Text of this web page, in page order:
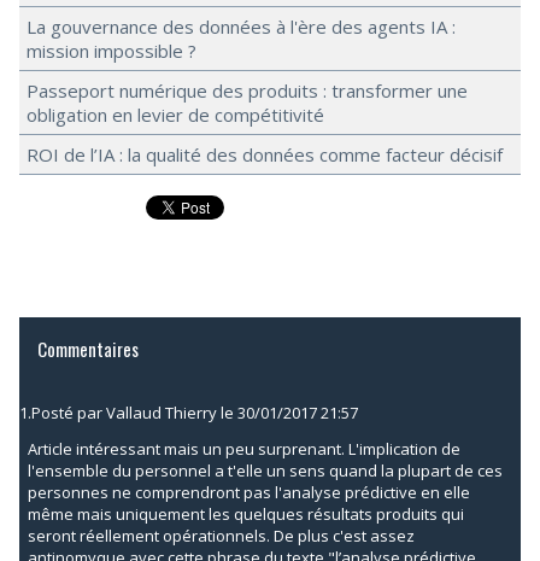
La gouvernance des données à l'ère des agents IA :
mission impossible ?
Passeport numérique des produits : transformer une
obligation en levier de compétitivité
ROI de l’IA : la qualité des données comme facteur décisif
Commentaires
1.Posté parVallaud Thierryle 30/01/2017 21:57
Article intéressant mais un peu surprenant. L'implication de
l'ensemble du personnel a t'elle un sens quand la plupart de ces
personnes ne comprendront pas l'analyse prédictive en elle
même mais uniquement les quelques résultats produits qui
seront réellement opérationnels. De plus c'est assez